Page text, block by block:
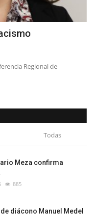
Regional de
Todas
Meza confirma
885
diácono Manuel Medel